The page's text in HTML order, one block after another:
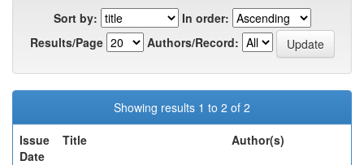
Sort by:
In order:
Results/Page
Authors/Record:
Showing results 1 to 2 of 2
Issue
Date
Title Author(s)